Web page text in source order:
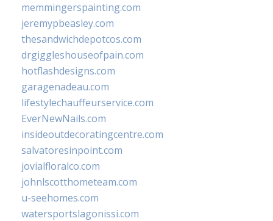
memmingerspainting.com
jeremypbeasley.com
thesandwichdepotcos.com
drgiggleshouseofpain.com
hotflashdesigns.com
garagenadeau.com
lifestylechauffeurservice.com
EverNewNails.com
insideoutdecoratingcentre.com
salvatoresinpoint.com
jovialfloralco.com
johnlscotthometeam.com
u-seehomes.com
watersportslagonissi.com